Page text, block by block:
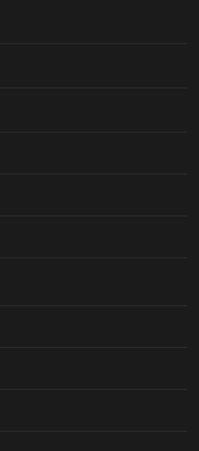
ード＆クリアクー
』当たりはオリジ